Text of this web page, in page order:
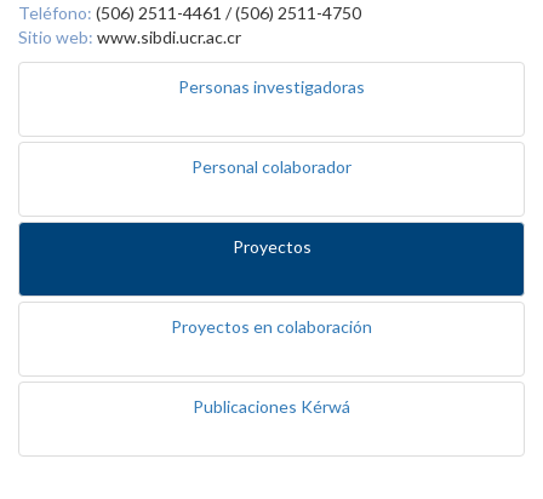
Teléfono: (506) 2511-4461 / (506) 2511-4750
Sitio web: www.sibdi.ucr.ac.cr
Personas investigadoras
Personal colaborador
Proyectos
Proyectos en colaboración
Publicaciones Kérwá